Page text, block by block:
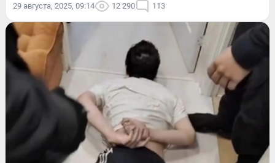
29 августа, 2025, 09:14 12 290 113